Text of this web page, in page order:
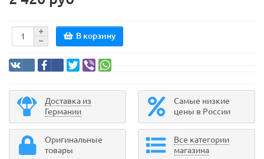
В корзину
Доставка из
Германии
Самые низкие
цены в России
Оригинальные
товары
Все категории
магазина